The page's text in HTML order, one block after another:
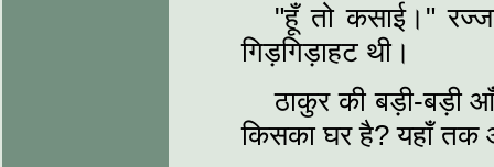
"हूँ तो कसाई।"
गिड़गिड़ाहट थी।
ठाकुर की बड़ी-बड़ी
किसका घर है? यहाँ